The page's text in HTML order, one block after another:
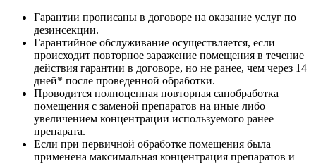
Гарантии прописаны в договоре на оказание услуг по
дезинсекции.
Гарантийное обслуживание осуществляется, если
происходит повторное заражение помещения в течение
действия гарантии в договоре, но не ранее, чем через 14
дней* после проведенной обработки.
Проводится полноценная повторная санобработка
помещения с заменой препаратов на иные либо
увеличением концентрации используемого ранее
препарата.
Если при первичной обработке помещения была
применена максимальная концентрация препаратов и